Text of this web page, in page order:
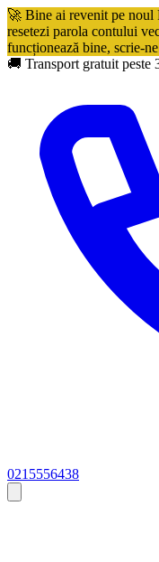
🚀 Bine ai revenit pe noul
resetezi parola contului
funcționează bine, scrie-
🚚 Transport gratuit peste
0215556438